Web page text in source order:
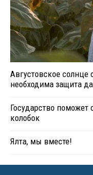
Августовское
необходима защита
Государство
колобок
Ялта, мы вместе!